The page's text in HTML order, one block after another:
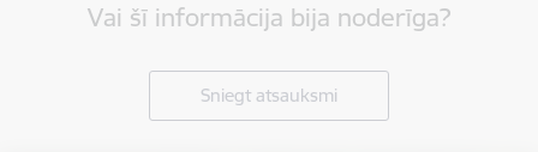
Vai šī informācija bija noderīga?
Sniegt atsauksmi